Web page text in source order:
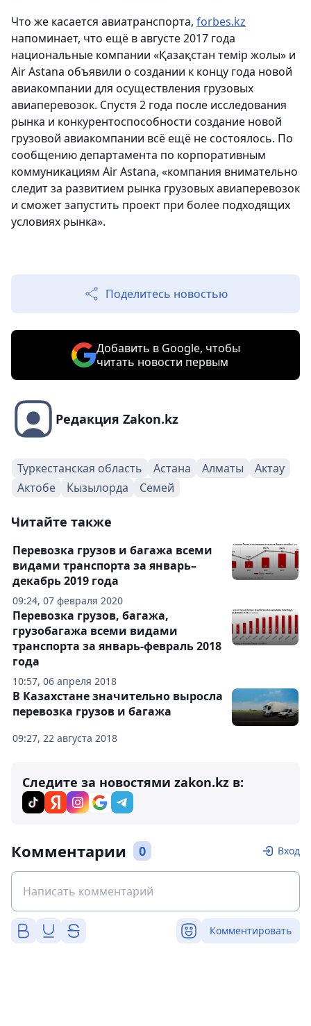
Что же касается авиатранспорта, forbes.kz
напоминает, что ещё в августе 2017 года
национальные компании «Қазақстан темір жолы» и
Air Astana объявили о создании к концу года новой
авиакомпании для осуществления грузовых
авиаперевозок. Спустя 2 года после исследования
рынка и конкурентоспособности создание новой
грузовой авиакомпании всё ещё не состоялось. По
сообщению департамента по корпоративным
коммуникациям Air Astana, «компания внимательно
следит за развитием рынка грузовых авиаперевозок
и сможет запустить проект при более подходящих
условиях рынка».
Поделитесь новостью
Добавить в Google, чтобы
читать новости первым
Редакция Zakon.kz
Туркестанская область Астана Алматы
Актау
Актобе
Кызылорда Семей
Читайте также
09:24, 07 февраля 2020
Перевозка грузов и багажа всеми
видами транспорта за январь–
декабрь 2019 года
10:57, 06 апреля 2018
Перевозка грузов, багажа,
грузобагажа всеми видами
транспорта за январь-февраль 2018
года
09:27, 22 августа 2018
В Казахстане значительно выросла
перевозка грузов и багажа
Следите за новостями zakon.kz в:
Комментарии 0 Вход
Комментировать